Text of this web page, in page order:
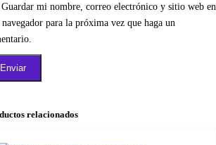
Guardar mi nombre, correo electrónico y sitio web en
navegador para la próxima vez que haga un
relacionados